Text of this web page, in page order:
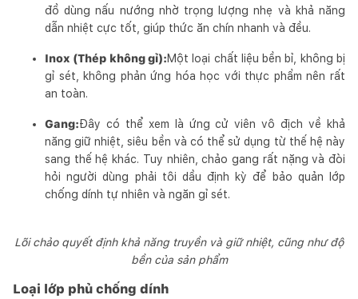
đồ dùng nấu nướng nhờ trọng lượng nhẹ và khả năng
dẫn nhiệt cực tốt, giúp thức ăn chín nhanh và đều.
Inox (Thép không gỉ):Một loại chất liệu bền bỉ, không bị
gỉ sét, không phản ứng hóa học với thực phẩm nên rất
an toàn.
Gang:Đây có thể xem là ứng cử viên vô địch về khả
năng giữ nhiệt, siêu bền và có thể sử dụng từ thế hệ này
sang thế hệ khác. Tuy nhiên, chảo gang rất nặng và đòi
hỏi người dùng phải tôi dầu định kỳ để bảo quản lớp
chống dính tự nhiên và ngăn gỉ sét.
Lõi chảo quyết định khả năng truyền và giữ nhiệt, cũng như độ
bền của sản phẩm
Loại lớp phủ chống dính